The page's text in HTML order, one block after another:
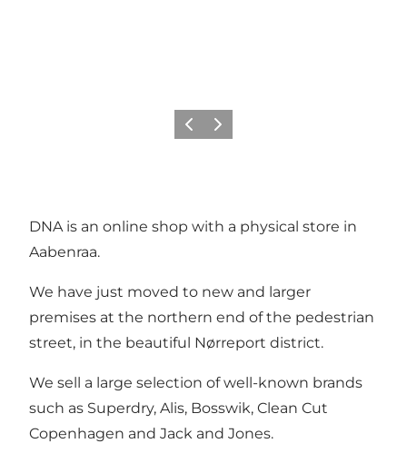
PrécédentSuivant
DNA is an online shop with a physical store in
Aabenraa.
We have just moved to new and larger
premises at the northern end of the pedestrian
street, in the beautiful Nørreport district.
We sell a large selection of well-known brands
such as Superdry, Alis, Bosswik, Clean Cut
Copenhagen and Jack and Jones.